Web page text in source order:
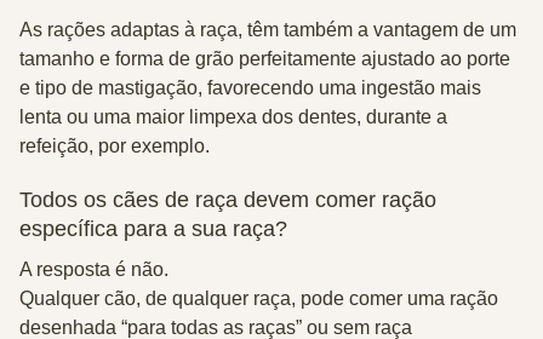
As rações adaptas à raça, têm também a vantagem de um
tamanho e forma de grão perfeitamente ajustado ao porte
e tipo de mastigação, favorecendo uma ingestão mais
lenta ou uma maior limpexa dos dentes, durante a
refeição, por exemplo.
Todos os cães de raça devem comer ração
específica para a sua raça?
A resposta é não.
Qualquer cão, de qualquer raça, pode comer uma ração
desenhada “para todas as raças” ou sem raça